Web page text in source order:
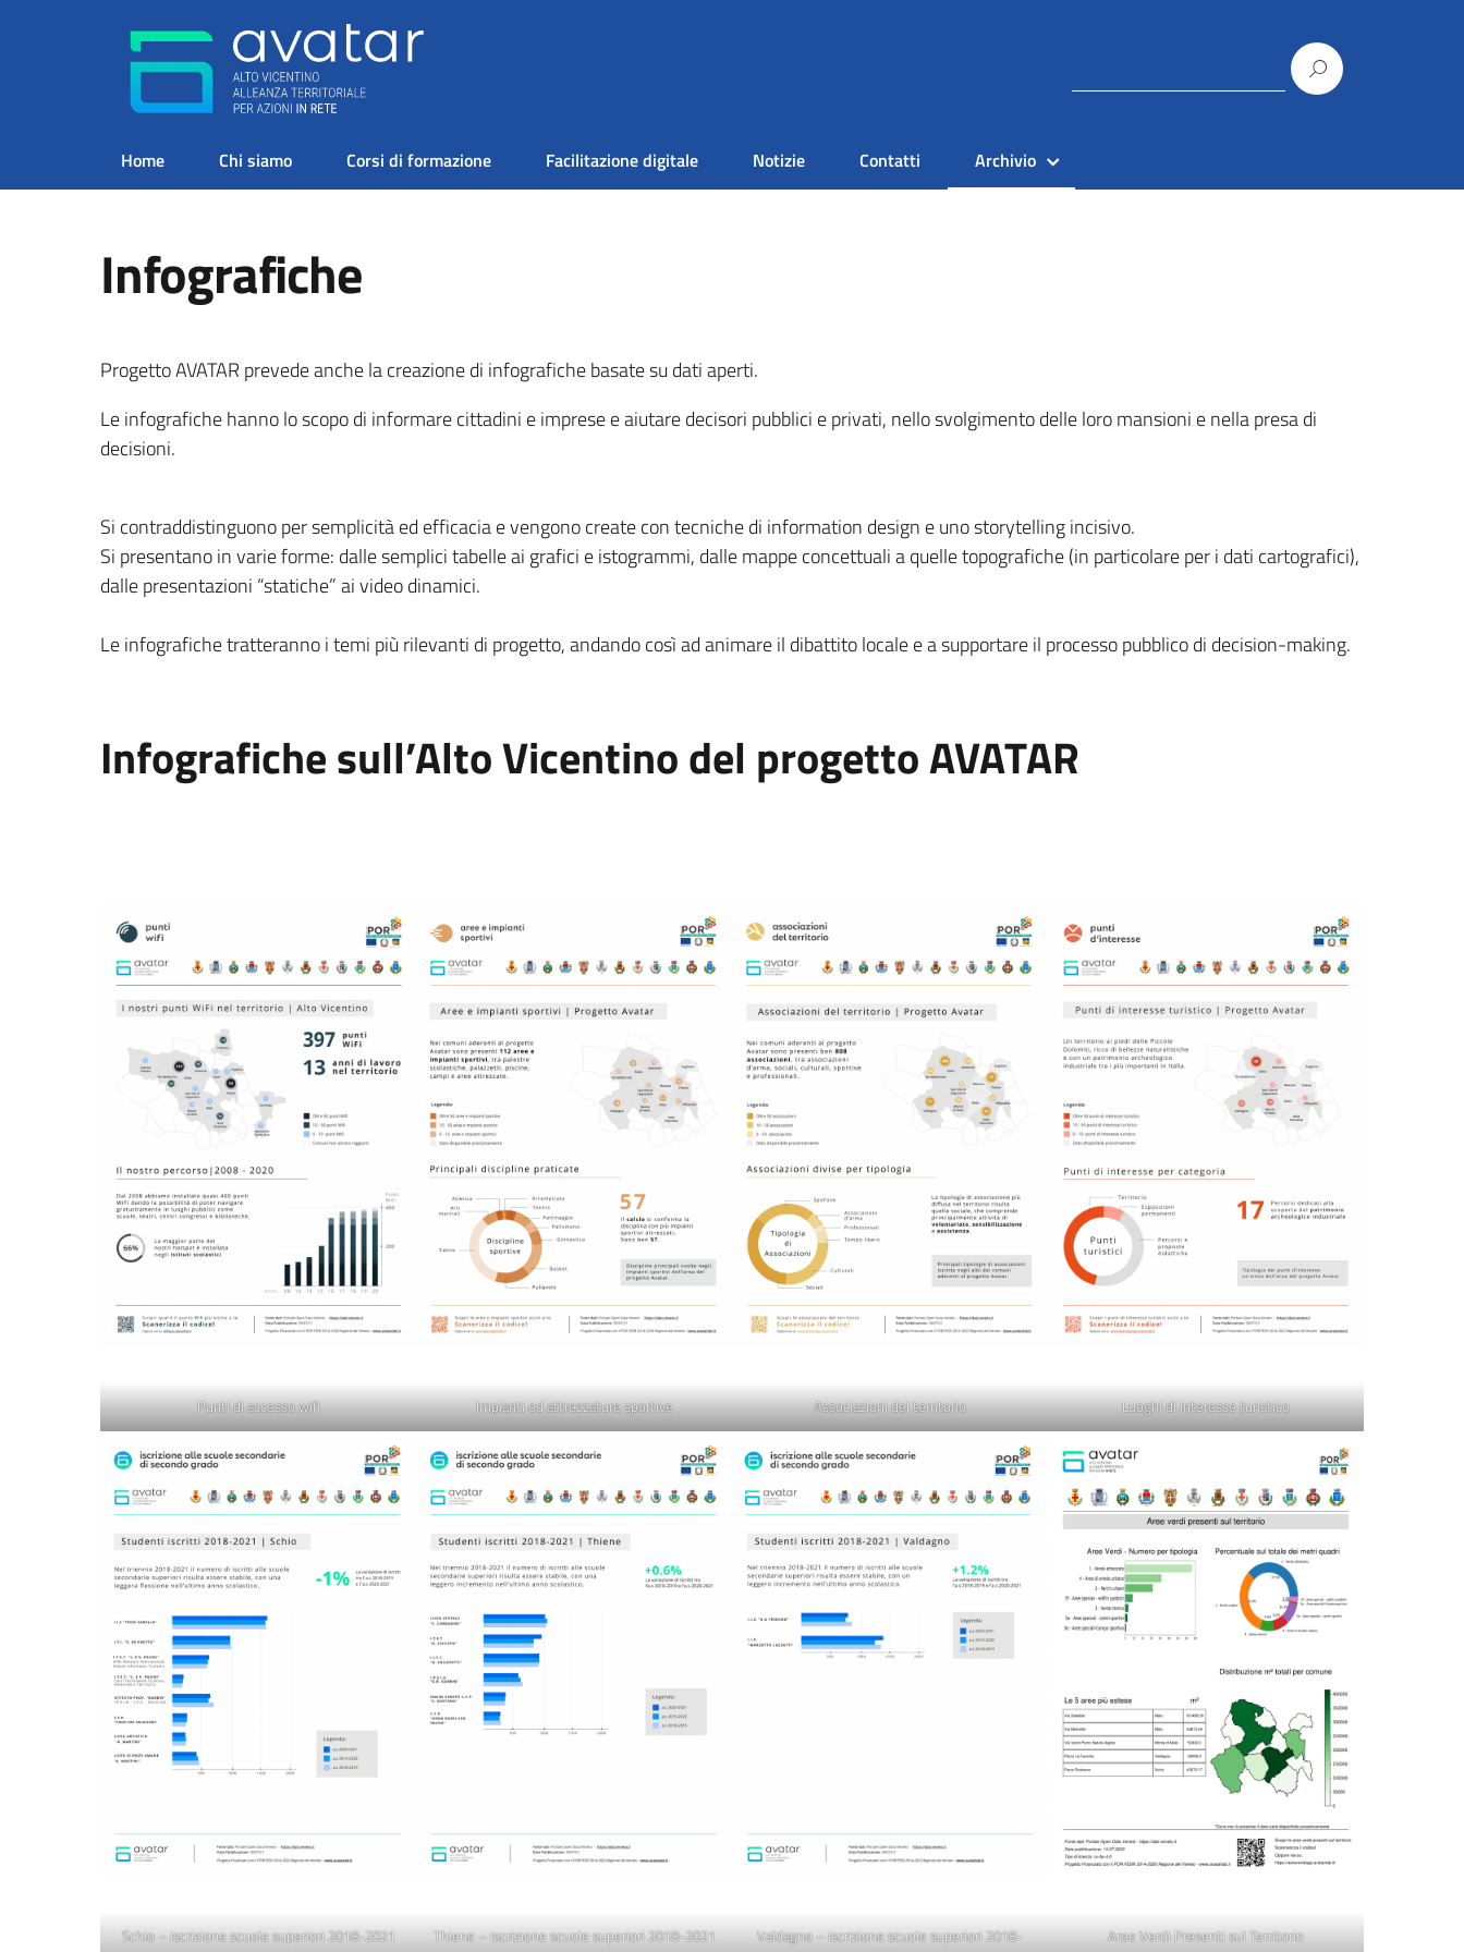
Home Chi siamo Corsi di formazione Facilitazione digitale Notizie Contatti Archivio
Infografiche
Progetto AVATAR prevede anche la creazione di infografiche basate su dati aperti.
Le infografiche hanno lo scopo di informare cittadini e imprese e aiutare decisori pubblici e privati, nello svolgimento delle loro mansioni e nella presa di
decisioni.
Si contraddistinguono per semplicità ed efficacia e vengono create con tecniche di information design e uno storytelling incisivo.
Si presentano in varie forme: dalle semplici tabelle ai grafici e istogrammi, dalle mappe concettuali a quelle topografiche (in particolare per i dati cartografici),
dalle presentazioni “statiche” ai video dinamici.
Le infografiche tratteranno i temi più rilevanti di progetto, andando così ad animare il dibattito locale e a supportare il processo pubblico di decision-making.
Infografiche sull’Alto Vicentino del progetto AVATAR
Punti di accesso wifi Impianti ed attrezzature sportive Associazioni del territorio Luoghi di interesse turistico
Schio – iscrizione scuole superiori 2018-2021 Thiene – iscrizione scuole superiori 2018-2021
Valdagno – iscrizione scuole superiori 2018-
Aree Verdi Presenti sul Territorio